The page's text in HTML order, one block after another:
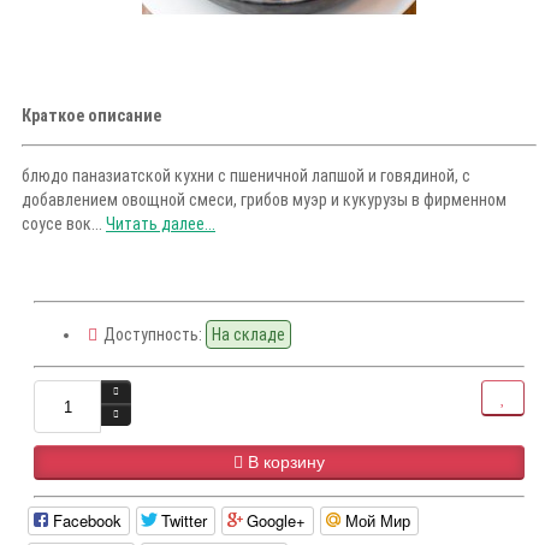
Краткое описание
блюдо паназиатской кухни с пшеничной лапшой и говядиной, с
добавлением овощной смеси, грибов муэр и кукурузы в фирменном
соусе вок... Читать далее...
Доступность: На складе
В корзину
Facebook Twitter Google+ Мой Мир